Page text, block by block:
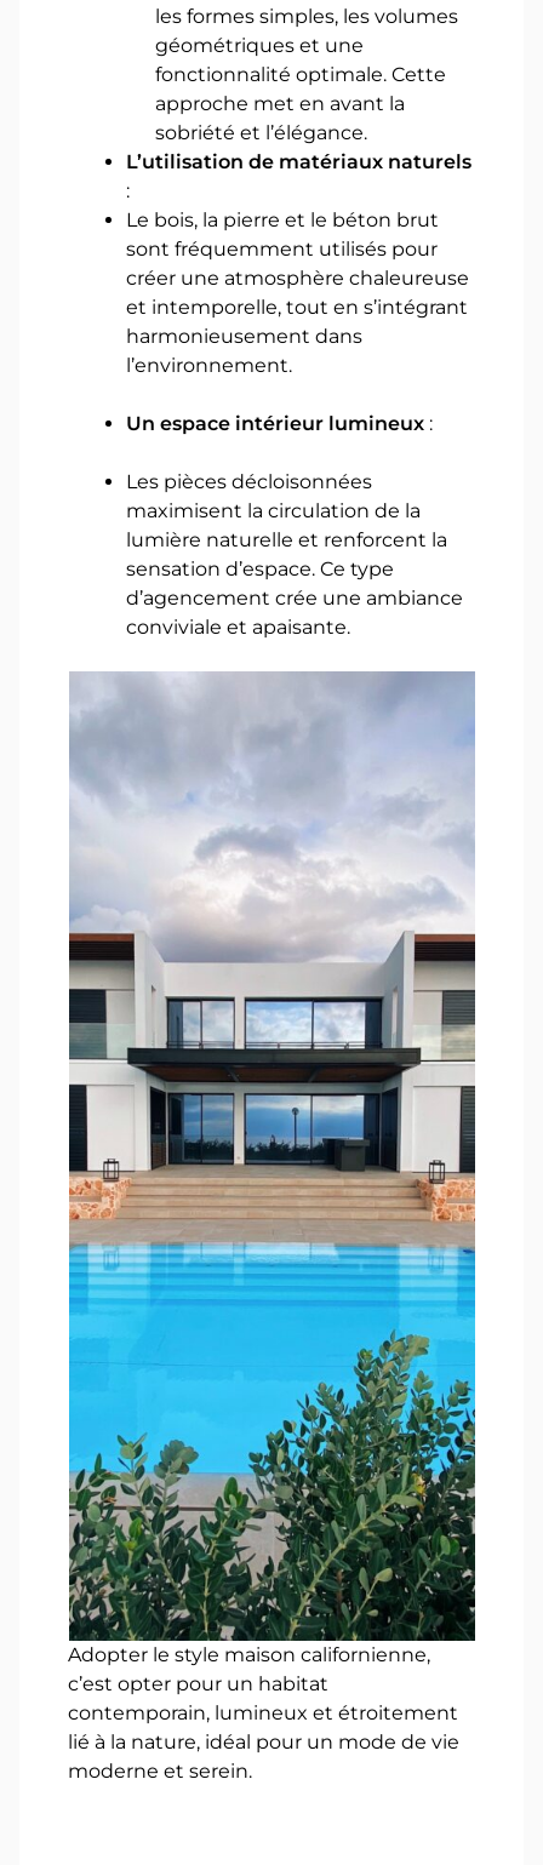
les formes simples, les volumes
géométriques et une
fonctionnalité optimale. Cette
approche met en avant la
sobriété et l’élégance.
L’utilisation de matériaux naturels
:
Le bois, la pierre et le béton brut
sont fréquemment utilisés pour
créer une atmosphère chaleureuse
et intemporelle, tout en s’intégrant
harmonieusement dans
l’environnement.
Un espace intérieur lumineux :
Les pièces décloisonnées
maximisent la circulation de la
lumière naturelle et renforcent la
sensation d’espace. Ce type
d’agencement crée une ambiance
conviviale et apaisante.
Adopter le style maison californienne,
c’est opter pour un habitat
contemporain, lumineux et étroitement
lié à la nature, idéal pour un mode de vie
moderne et serein.